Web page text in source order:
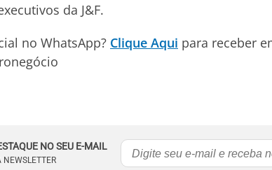
da J&F.
no WhatsApp? Clique Aqui para receber
NO SEU E-MAIL
NEWSLETTER